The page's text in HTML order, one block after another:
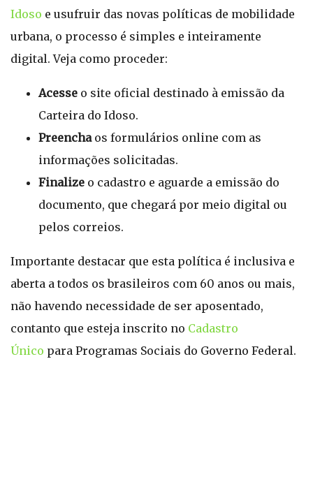
Idoso e usufruir das novas políticas de mobilidade
urbana, o processo é simples e inteiramente
digital. Veja como proceder:
Acesse o site oficial destinado à emissão da
Carteira do Idoso.
Preenchaos formulários online com as
informações solicitadas.
Finalize o cadastro e aguarde a emissão do
documento, que chegará por meio digital ou
pelos correios.
Importante destacar que esta política é inclusiva e
aberta a todos os brasileiros com 60 anos ou mais,
não havendo necessidade de ser aposentado,
contanto que esteja inscrito no Cadastro
Único para Programas Sociais do Governo Federal.